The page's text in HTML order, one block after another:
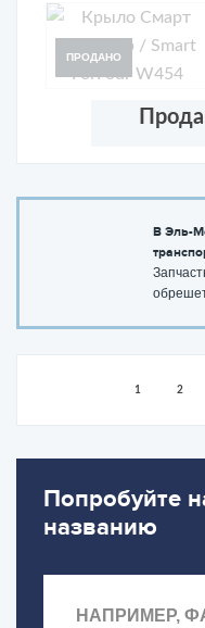
ПРОДАНО
В Эль-
1 2
Попробуйте
названию